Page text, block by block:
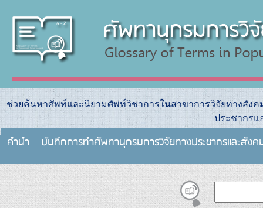
ช่วยค้นหาศัพท์และนิยามศัพท์วิชาการในสาขาการวิจัยทางสัง
ประชากรแ
คำนำ บันทึกการทําศัพทานุกรมการวิจัยทางประชากรและสัง